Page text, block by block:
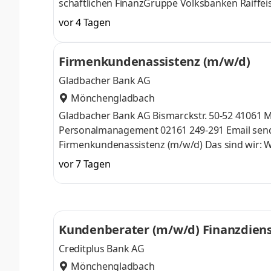
schaftlichen FinanzGruppe Volksbanken
banken und hat die Holding­funktion für die
leistungs­fähiger Arbeitgeber, der Ihnen neue
Leistungs­bereit­schaft fordert und
Lösungen vereint. Und der beso
vor 4 Tagen
Firmenkundenassistenz (m/w/d)
Gladbacher Bank AG
Mönchengladbach
Gladbacher Bank AG Bismarckstr. 50-52 41061 Mönchengladbach Ihr Ansprechpartner Regine Busch Leiterin
Personalmanagement 02161 249-291 Email senden Stellenbeschreibung Gladbacher Bank AG
Firmenkundenassistenz (m/w/d) Das sind wir: Wir sind eine moderne und leistungsstarke Universalbank mit Sitz in
Mönchengladbach. Als Mitglied der
einer Bilanzsumme von rund 904 Mio. Euro
unseren Mitarbeitenden mit großer
vor 7 Tagen
Kundenberater (m/w/d)
Creditplus Bank AG
Mönchengladbach